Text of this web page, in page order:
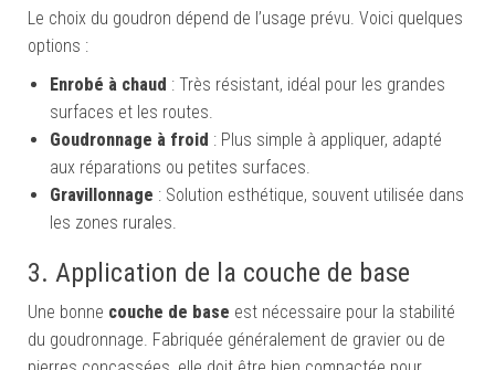
Le choix du goudron dépend de l’usage prévu. Voici quelques
options :
Enrobé à chaud : Très résistant, idéal pour les grandes
surfaces et les routes.
Goudronnage à froid : Plus simple à appliquer, adapté
aux réparations ou petites surfaces.
Gravillonnage : Solution esthétique, souvent utilisée dans
les zones rurales.
3. Application de la couche de base
Une bonne couche de base est nécessaire pour la stabilité
du goudronnage. Fabriquée généralement de gravier ou de